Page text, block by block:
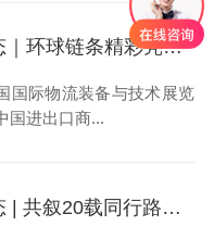
环球动态｜环球链条精彩亮相中国广州国际物流装备与技术展览会 LET 2025
国际物流装备与技术展览
国进出口商...
环球动态 | 共叙20载同行路——环球科技举行转制20周年座谈会